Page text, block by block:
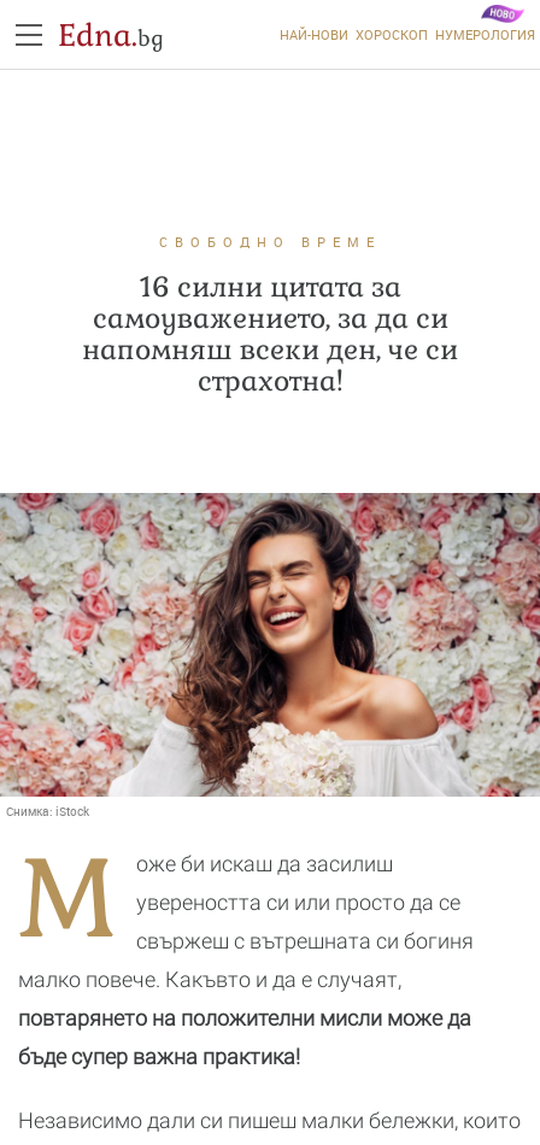
Edna.bg НАЙ-НОВИ ХОРОСКОП НУМЕРОЛОГИЯ
СВОБОДНО ВРЕМЕ
16 силни цитата за
самоуважението, за да си
напомняш всеки ден, че си
страхотна!
Снимка: iStock
М
оже би искаш да засилиш
увереността си или просто да се
свържеш с вътрешната си богиня
малко повече. Какъвто и да е случаят,
повтарянето на положителни мисли може да
бъде супер важна практика!
Независимо дали си пишеш малки бележки, които